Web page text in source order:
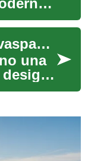
gli
Letti Pieghevoli e Salvaspazio: Idee per Casa
una
gli